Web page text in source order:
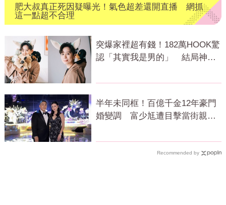
肥大叔真正死因疑曝光！氣色超差還開直播 網抓
這一點超不合理
突爆家裡超有錢！182萬HOOK驚
認「其實我是男的」 結局神反
半年未同框！百億千金12年豪門
婚變調 富少尪遭目擊當街親吻
Recommended by